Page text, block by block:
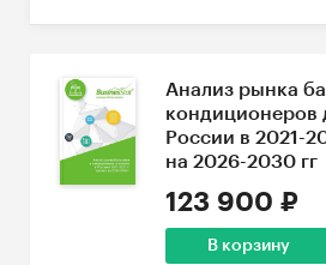
Анализ рынка
кондиционеров
России в 2021-
на 2026-2030 гг
123 900 ₽
В корзину